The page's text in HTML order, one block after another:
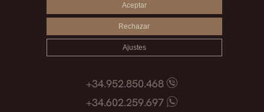
Madrid
+34.915.540.924
+34.628.718.250
+34.952.850.468
+34.602.259.697
Aceptar
Rechazar
Ajustes